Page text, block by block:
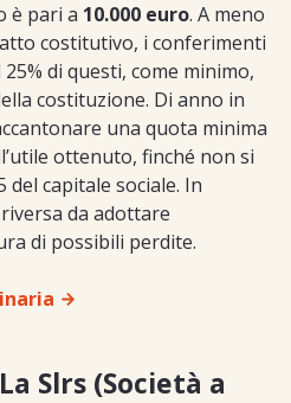
è pari a 10.000 euro. A meno
costitutivo, i conferimenti
di questi, come minimo,
costituzione. Di anno in
una quota minima
ottenuto, finché non si
capitale sociale. In
da adottare
di possibili perdite.
Slrs (Società a